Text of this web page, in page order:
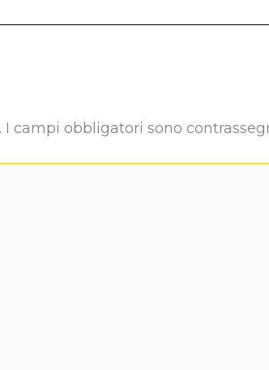
I campi obbligatori sono